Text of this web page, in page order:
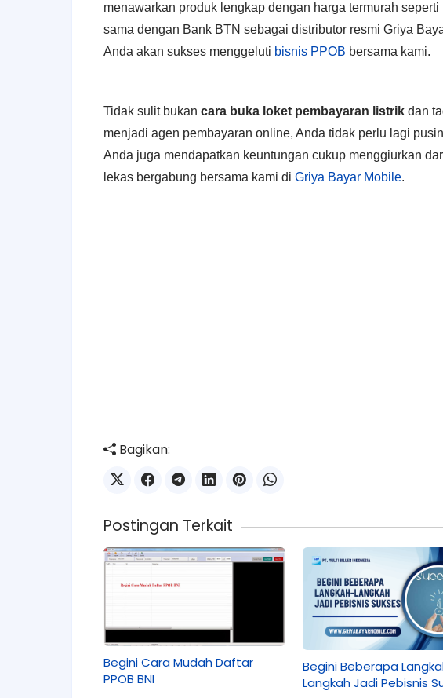
menawarkan produk lengkap dengan harga termurah
sama dengan Bank BTN sebagai distributor resmi Griya
Anda akan sukses menggeluti bisnis PPOB bersama kami.
Tidak sulit bukan cara buka loket pembayaran listrik dan
menjadi agen pembayaran online, Anda tidak perlu lagi
Anda juga mendapatkan keuntungan cukup menggiurkan
lekas bergabung bersama kami di Griya Bayar Mobile.
Bagikan:
Postingan Terkait
Begini Cara Mudah Daftar
PPOB BNI
Begini Beberapa
Langkah Jadi Pebisnis